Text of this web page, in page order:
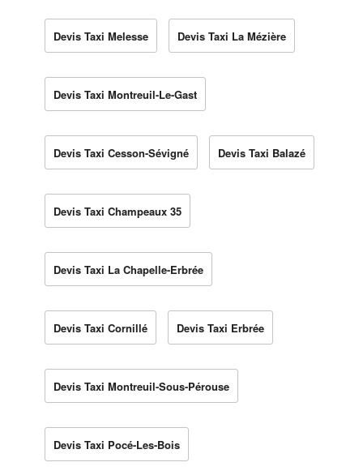
Devis Taxi Melesse Devis Taxi La Mézière
Devis Taxi Montreuil-Le-Gast
Devis Taxi Cesson-Sévigné Devis Taxi Balazé
Devis Taxi Champeaux 35
Devis Taxi La Chapelle-Erbrée
Devis Taxi Cornillé Devis Taxi Erbrée
Devis Taxi Montreuil-Sous-Pérouse
Devis Taxi Pocé-Les-Bois